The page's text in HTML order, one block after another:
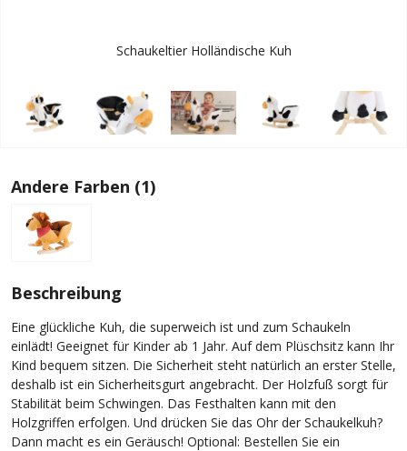
Schaukeltier Holländische Kuh
Andere Farben (1)
Beschreibung
Eine glückliche Kuh, die superweich ist und zum Schaukeln
einlädt! Geeignet für Kinder ab 1 Jahr. Auf dem Plüschsitz kann Ihr
Kind bequem sitzen. Die Sicherheit steht natürlich an erster Stelle,
deshalb ist ein Sicherheitsgurt angebracht. Der Holzfuß sorgt für
Stabilität beim Schwingen. Das Festhalten kann mit den
Holzgriffen erfolgen. Und drücken Sie das Ohr der Schaukelkuh?
Dann macht es ein Geräusch! Optional: Bestellen Sie ein